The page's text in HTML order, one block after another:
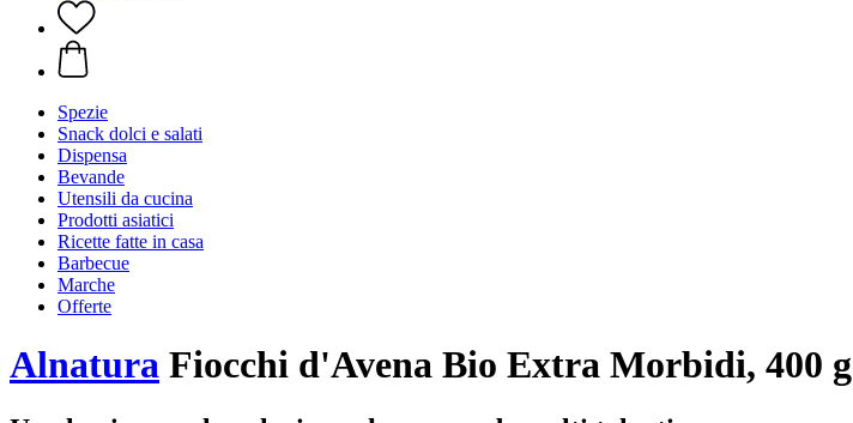
Spezie
Snack dolci e salati
Dispensa
Bevande
Utensili da cucina
Prodotti asiatici
Ricette fatte in casa
Barbecue
Marche
Offerte
Alnatura Fiocchi d'Avena Bio Extra Morbidi, 400 g